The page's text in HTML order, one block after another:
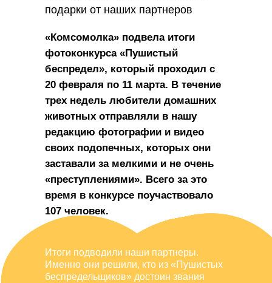
подарки от наших партнеров
«Комсомолка» подвела итоги
фотоконкурса «Пушистый
беспредел», который проходил с
20 февраля по 11 марта. В течение
трех недель любители домашних
животных отправляли в нашу
редакцию фотографии и видео
своих подопечных, которых они
заставали за мелкими и не очень
«преступлениями». Всего за это
время в конкурсе поучаствовало
107 человек.
Итоги подводили наши партнеры.
Именно они решили, кто из «Пушистых
беспредельщиков» достоин звания